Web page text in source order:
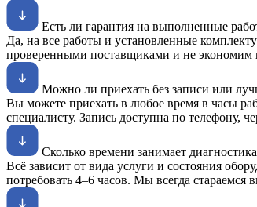
Есть ли гарантия на выполненные
Да, на все работы и установленные
проверенными поставщиками и не экономим
Можно ли приехать без записи или
Вы можете приехать в любое время в часы
специалисту. Запись доступна по телефону,
Сколько времени занимает
Всё зависит от вида услуги и состояния
потребовать 4–6 часов. Мы всегда стараемся